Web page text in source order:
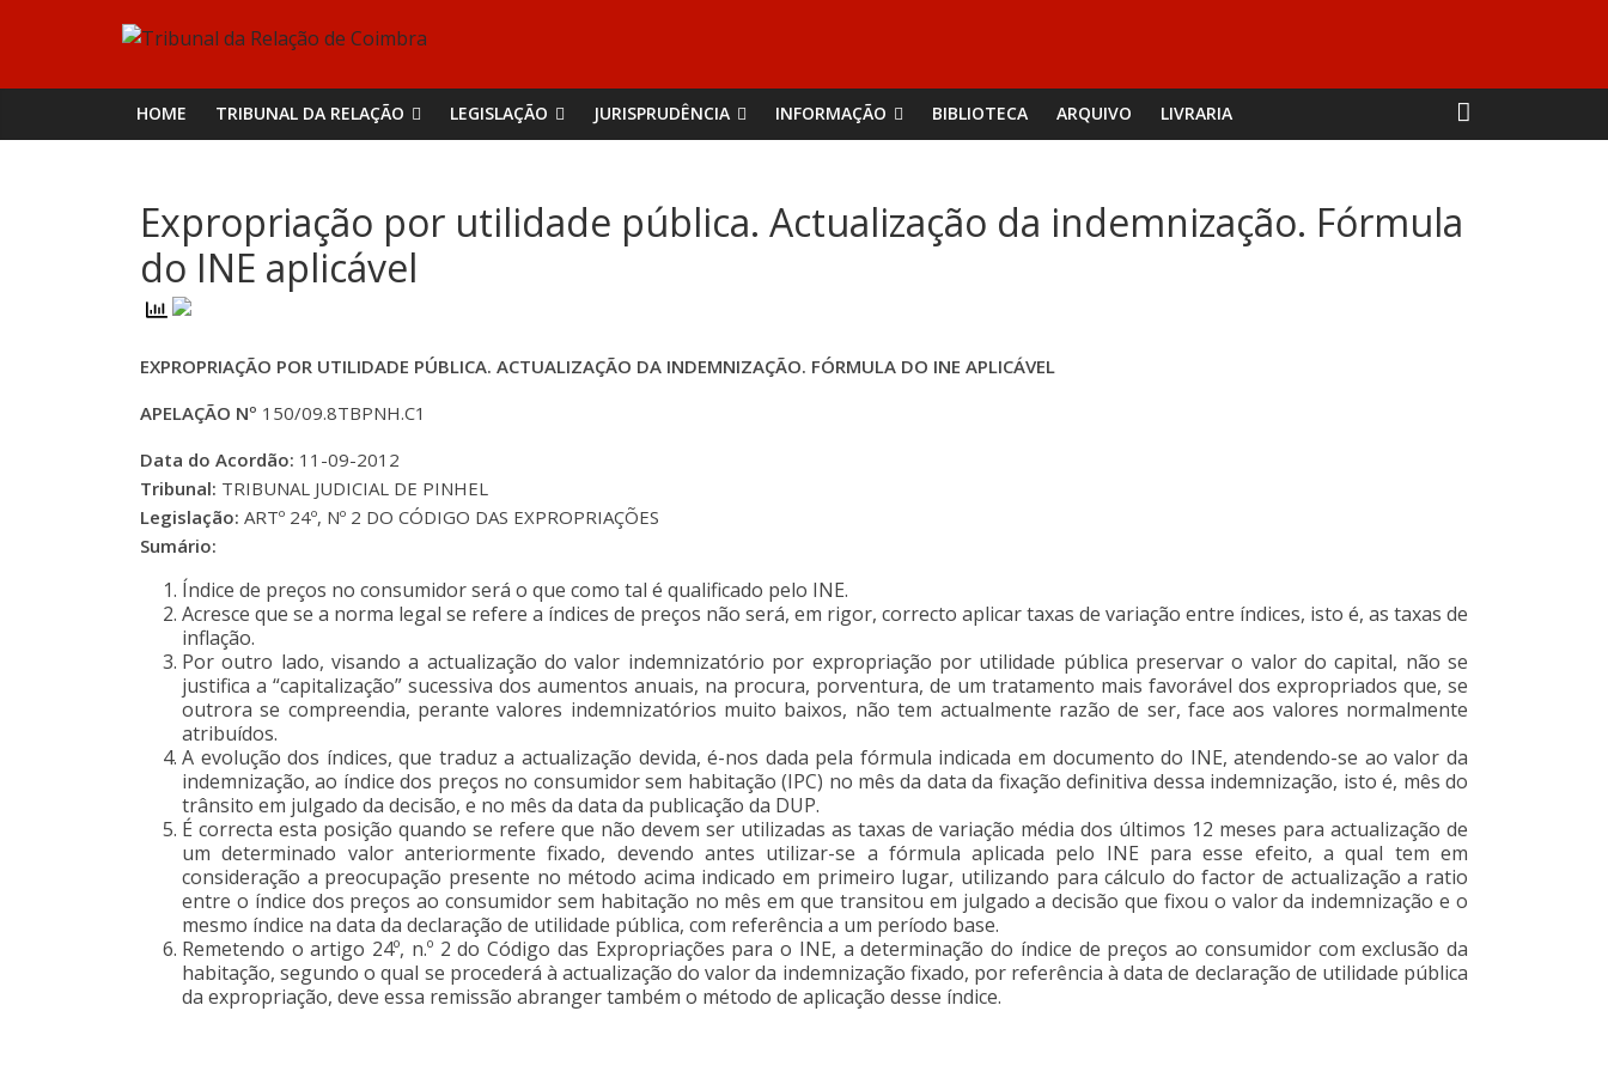
Tribunal
da
de
Coimbra
HOME TRIBUNAL DA RELAÇÃO LEGISLAÇÃO JURISPRUDÊNCIA INFORMAÇÃO BIBLIOTECA ARQUIVO LIVRARIA
Expropriação por utilidade pública. Actualização da indemnização. Fórmula
do INE aplicável
EXPROPRIAÇÃO POR UTILIDADE PÚBLICA. ACTUALIZAÇÃO DA INDEMNIZAÇÃO. FÓRMULA DO INE APLICÁVEL
APELAÇÃO Nº 150/09.8TBPNH.C1
Data do Acordão: 11-09-2012
Tribunal: TRIBUNAL JUDICIAL DE PINHEL
Legislação: ARTº 24º, Nº 2 DO CÓDIGO DAS EXPROPRIAÇÕES
Sumário:
Índice de preços no consumidor será o que como tal é qualificado pelo INE.
Acresce que se a norma legal se refere a índices de preços não será, em rigor, correcto aplicar taxas de variação entre índices, isto é, as taxas de
inflação.
Por outro lado, visando a actualização do valor indemnizatório por expropriação por utilidade pública preservar o valor do capital, não se
justifica a “capitalização” sucessiva dos aumentos anuais, na procura, porventura, de um tratamento mais favorável dos expropriados que, se
outrora se compreendia, perante valores indemnizatórios muito baixos, não tem actualmente razão de ser, face aos valores normalmente
atribuídos.
A evolução dos índices, que traduz a actualização devida, é-nos dada pela fórmula indicada em documento do INE, atendendo-se ao valor da
indemnização, ao índice dos preços no consumidor sem habitação (IPC) no mês da data da fixação definitiva dessa indemnização, isto é, mês do
trânsito em julgado da decisão, e no mês da data da publicação da DUP.
É correcta esta posição quando se refere que não devem ser utilizadas as taxas de variação média dos últimos 12 meses para actualização de
um determinado valor anteriormente fixado, devendo antes utilizar-se a fórmula aplicada pelo INE para esse efeito, a qual tem em
consideração a preocupação presente no método acima indicado em primeiro lugar, utilizando para cálculo do factor de actualização a ratio
entre o índice dos preços ao consumidor sem habitação no mês em que transitou em julgado a decisão que fixou o valor da indemnização e o
mesmo índice na data da declaração de utilidade pública, com referência a um período base.
Remetendo o artigo 24º, n.º 2 do Código das Expropriações para o INE, a determinação do índice de preços ao consumidor com exclusão da
habitação, segundo o qual se procederá à actualização do valor da indemnização fixado, por referência à data de declaração de utilidade pública
da expropriação, deve essa remissão abranger também o método de aplicação desse índice.